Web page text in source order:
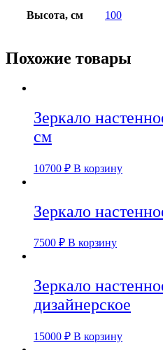
Высота, см 100
Похожие товары
Зеркало
см
10700 ₽ В корзину
Зеркало
7500 ₽ В корзину
Зеркало
дизайнерское
15000 ₽ В корзину